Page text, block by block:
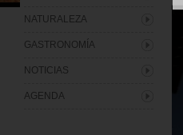
NATURALEZA
GASTRONOMÍA
NOTICIAS
AGENDA